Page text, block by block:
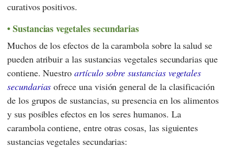
curativos positivos.
Sustancias vegetales secundarias
Muchos de los efectos de la carambola sobre la salud se
pueden atribuir a las sustancias vegetales secundarias que
contiene. Nuestroartículo sobre sustancias vegetales
secundarias ofrece una visión general de la clasificación
de los grupos de sustancias, su presencia en los alimentos
y sus posibles efectos en los seres humanos. La
carambola contiene, entre otras cosas, las siguientes
sustancias vegetales secundarias: